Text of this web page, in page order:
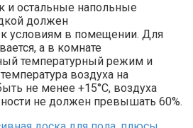
и остальные напольные
должен
к условиям в помещении. Для
а в комнате
температурный режим и
воздуха на
не менее +15°С, воздуха
не должен превышать 60%.